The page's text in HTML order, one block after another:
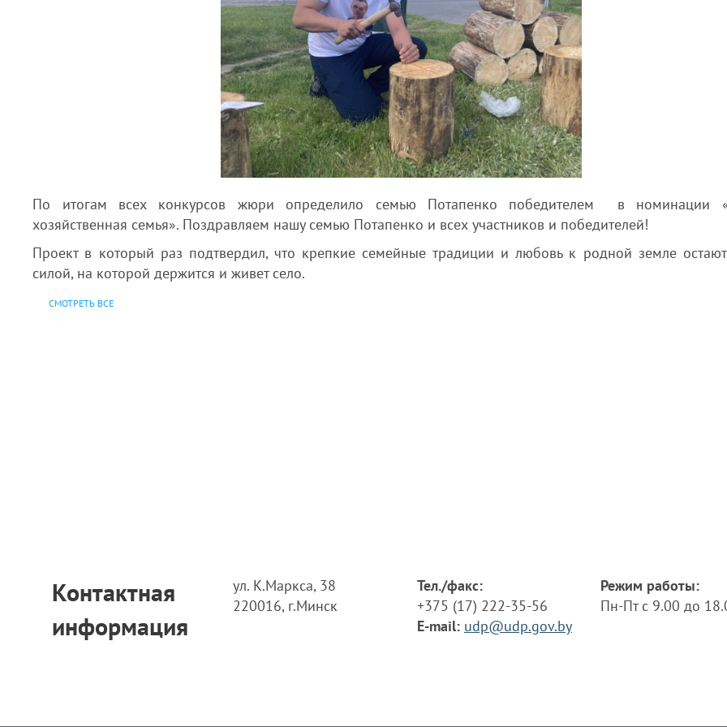
По итогам всех конкурсов жюри определило семью Потапенко победителем в номинации
хозяйственная семья». Поздравляем нашу семью Потапенко и всех участников и победителей!
Проект в который раз подтвердил, что крепкие семейные традиции и любовь к родной земле
силой, на которой держится и живет село.
СМОТРЕТЬ ВСЕ
Контактная
информация
ул. К.Маркса, 38
220016, г.Минск
Тел./факс:
+375 (17) 222-35-56
E-mail: udp@udp.gov.by
Режим работы:
Пн-Пт с 9.00 до